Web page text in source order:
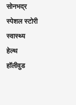
सोनभद्र
स्पेशल स्टोरी
स्वास्थ्य
हेल्थ
हॉलीवुड